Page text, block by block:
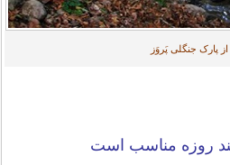
از پارک جنگلی پَروَز
روزه مناسب است